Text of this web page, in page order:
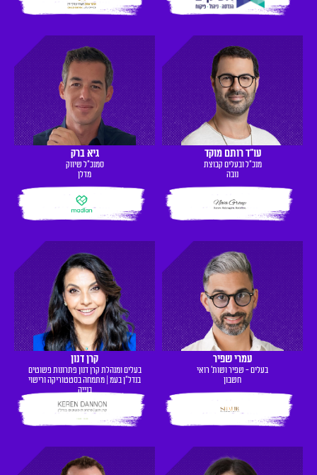
עו"ד רותם מוקד
מנכ"ל ובעלים קבוצת
נובה
גיא ברק
סמנכ"ל שיווק
מדלן
עמרי שפיר
בעלים - שפיר ושות' רואי
חשבון
קרן דנון
בעלים ומנהלת קרן דנון פתרונות פשוטים
בנדל"ן בעמ | מתמחה בסטטוריקה ורישוי
בנייה